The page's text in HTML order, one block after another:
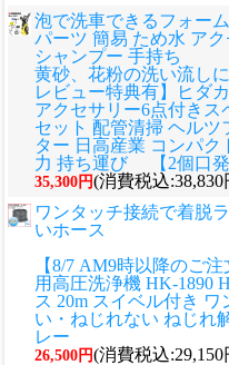
泡で洗車できるフォー
パーツ 簡易 ため水 ア
シャンプー 手持ち
黄砂、花粉の洗い流しに
レビュー特典有】ヒダ
アクセサリー6点付きス
セット 配管清掃 ヘルツ
ター 日高産業 コンパク
力 持ち運び 【2個口発
35,300円(消費税込:38,830
ワンタッチ接続で着脱
いホース
【8/7 AM9時以降のご
用高圧洗浄機 HK-1890
ス 20m スイベル付き
い・ねじれない ねじれ
レー
26,500円(消費税込:29,150